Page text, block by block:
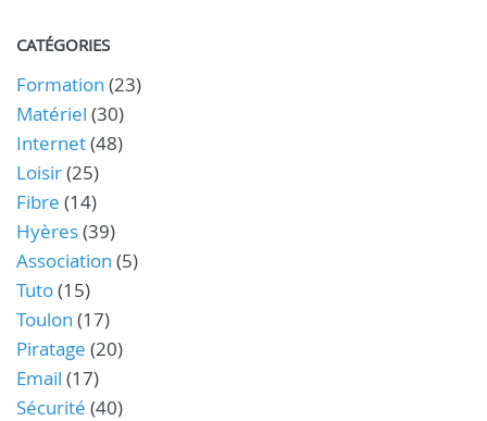
CATÉGORIES
Formation (23)
Matériel (30)
Internet(48)
Loisir(25)
Fibre (14)
Hyères(39)
Association (5)
Tuto(15)
Toulon (17)
Piratage (20)
Email (17)
Sécurité (40)